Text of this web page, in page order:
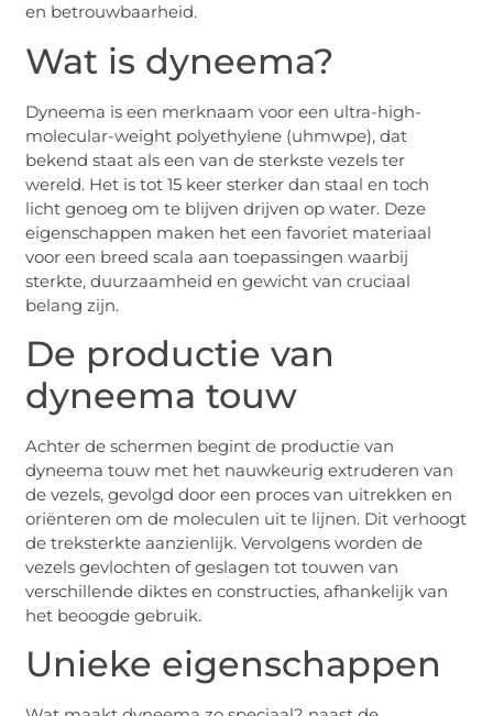
en betrouwbaarheid.
Wat is dyneema?
Dyneema is een merknaam voor een ultra-high-
molecular-weight polyethylene (uhmwpe), dat
bekend staat als een van de sterkste vezels ter
wereld. Het is tot 15 keer sterker dan staal en toch
licht genoeg om te blijven drijven op water. Deze
eigenschappen maken het een favoriet materiaal
voor een breed scala aan toepassingen waarbij
sterkte, duurzaamheid en gewicht van cruciaal
belang zijn.
De productie van
dyneema touw
Achter de schermen begint de productie van
dyneema touw met het nauwkeurig extruderen van
de vezels, gevolgd door een proces van uitrekken en
oriënteren om de moleculen uit te lijnen. Dit verhoogt
de treksterkte aanzienlijk. Vervolgens worden de
vezels gevlochten of geslagen tot touwen van
verschillende diktes en constructies, afhankelijk van
het beoogde gebruik.
Unieke eigenschappen